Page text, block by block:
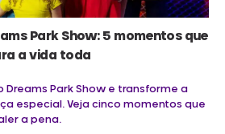
Park Show: 5 momentos que
a vida toda
Dreams Park Show e transforme a
especial. Veja cinco momentos que
a pena.